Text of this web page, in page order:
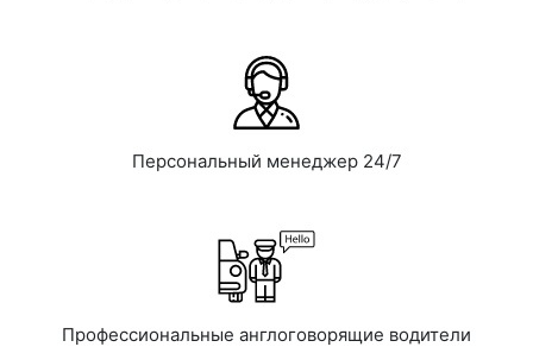
Персональный менеджер 24/7
Профессиональные англоговорящие водители